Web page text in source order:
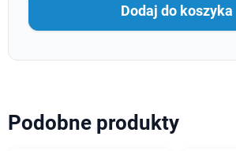
Dodaj do koszyka
Podobne produkty